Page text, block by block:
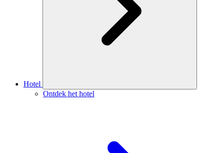
Hotel
Ontdek het hotel